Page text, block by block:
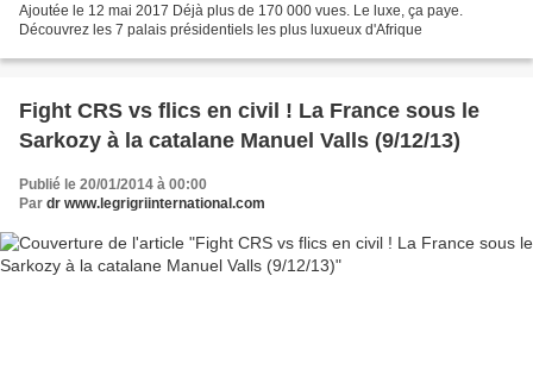
Ajoutée le 12 mai 2017 Déjà plus de 170 000 vues. Le luxe, ça paye.
Découvrez les 7 palais présidentiels les plus luxueux d'Afrique
Fight CRS vs flics en civil ! La France sous le
Sarkozy à la catalane Manuel Valls (9/12/13)
Publié le 20/01/2014 à 00:00
Par dr www.legrigriinternational.com